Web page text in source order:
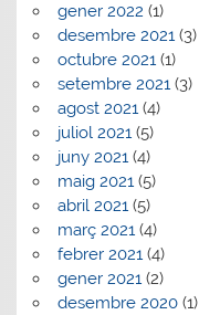
gener 2022 (1)
desembre 2021(3)
octubre 2021(1)
setembre 2021(3)
agost 2021(4)
juliol 2021(5)
juny 2021(4)
maig 2021(5)
abril 2021(5)
març 2021(4)
febrer 2021(4)
gener 2021(2)
desembre 2020(1)